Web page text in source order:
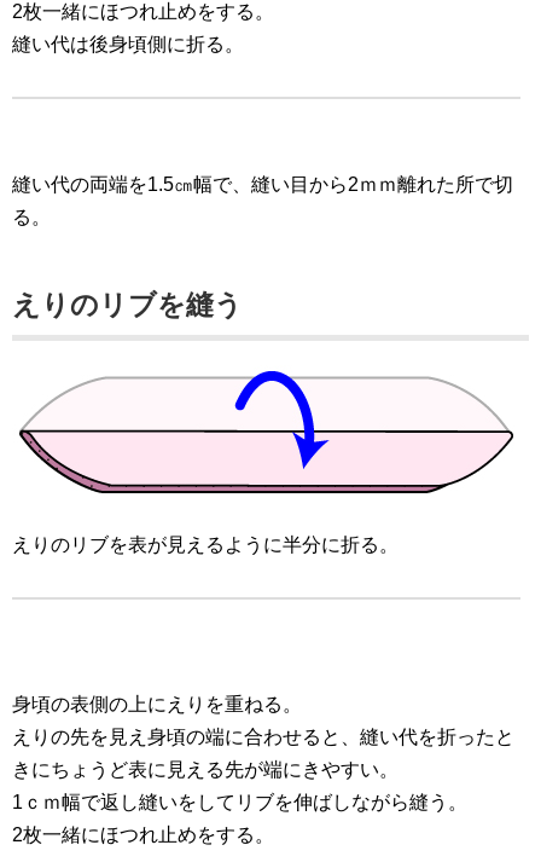
2枚一緒にほつれ止めをする。
縫い代は後身頃側に折る。
縫い代の両端を1.5㎝幅で、縫い目から2ｍｍ離れた所で切
る。
えりのリブを縫う
えりのリブを表が見えるように半分に折る。
身頃の表側の上にえりを重ねる。
えりの先を見え身頃の端に合わせると、縫い代を折ったと
きにちょうど表に見える先が端にきやすい。
1ｃｍ幅で返し縫いをしてリブを伸ばしながら縫う。
2枚一緒にほつれ止めをする。